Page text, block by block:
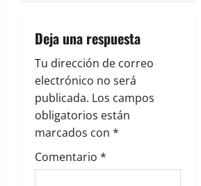
i
g
a
t
i
Deja una respuesta
Tu dirección de correo
electrónico no será
publicada. Los campos
obligatorios están
marcados con *
Comentario *